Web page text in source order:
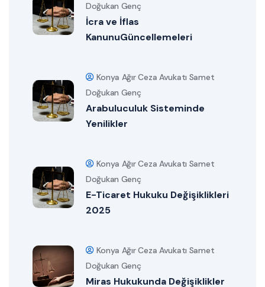
Doğukan Genç
İcra ve İflas
KanunuGüncellemeleri
Konya Ağır Ceza Avukatı Samet
Doğukan Genç
Arabuluculuk Sisteminde
Yenilikler
Konya Ağır Ceza Avukatı Samet
Doğukan Genç
E-Ticaret Hukuku Değişiklikleri
2025
Konya Ağır Ceza Avukatı Samet
Doğukan Genç
Miras Hukukunda Değişiklikler